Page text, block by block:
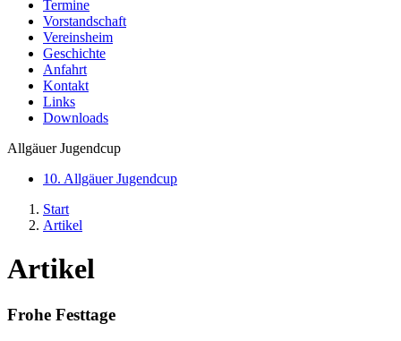
Termine
Vorstandschaft
Vereinsheim
Geschichte
Anfahrt
Kontakt
Links
Downloads
Allgäuer Jugendcup
10. Allgäuer Jugendcup
Start
Artikel
Artikel
Frohe Festtage